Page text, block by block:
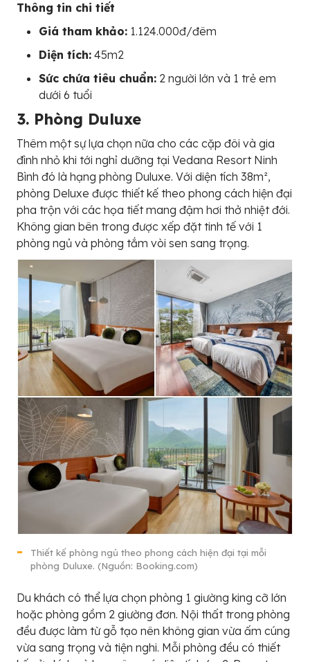
Thông tin chi tiết
Giá tham khảo: 1.124.000đ/đêm
Diện tích: 45m2
Sức chứa tiêu chuẩn: 2 người lớn và 1 trẻ em
dưới 6 tuổi
3. Phòng Duluxe
Thêm một sự lựa chọn nữa cho các cặp đôi và gia
đình nhỏ khi tới nghỉ dưỡng tại Vedana Resort Ninh
Bình đó là hạng phòng Duluxe. Với diện tích 38m²,
phòng Deluxe được thiết kế theo phong cách hiện đại
pha trộn với các họa tiết mang đậm hơi thở nhiệt đới.
Không gian bên trong được xếp đặt tinh tế với 1
phòng ngủ và phòng tắm vòi sen sang trọng.
Thiết kế phòng ngủ theo phong cách hiện đại tại mỗi
phòng Duluxe. (Nguồn: Booking.com)
Du khách có thể lựa chọn phòng 1 giường king cỡ lớn
hoặc phòng gồm 2 giường đơn. Nội thất trong phòng
đều được làm từ gỗ tạo nên không gian vừa ấm cúng
vừa sang trọng và tiện nghi. Mỗi phòng đều có thiết